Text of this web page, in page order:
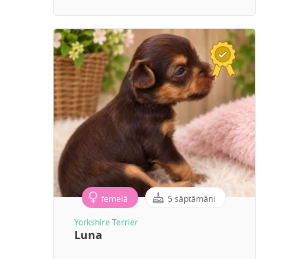
femelă 5 săptămâni
Yorkshire Terrier
Luna